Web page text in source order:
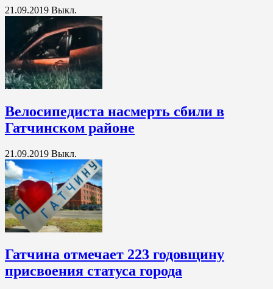
21.09.2019 Выкл.
Велосипедиста насмерть сбили в
Гатчинском районе
21.09.2019 Выкл.
Гатчина отмечает 223 годовщину
присвоения статуса города